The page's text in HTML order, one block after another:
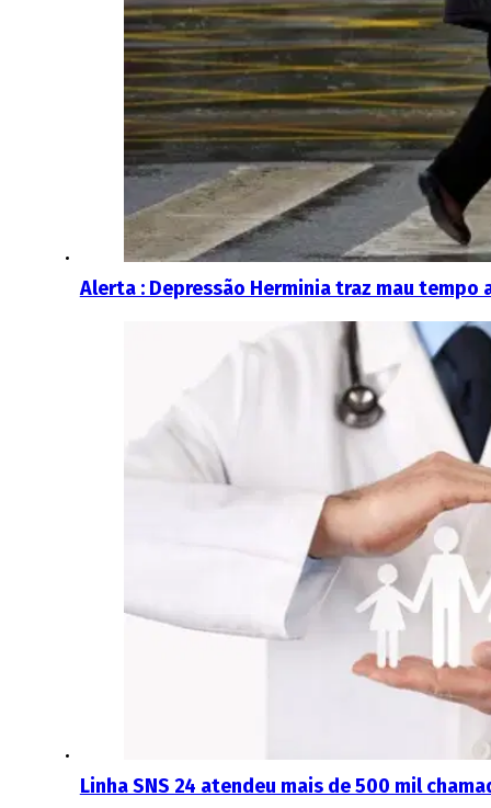
Alerta : Depressão Herminia traz mau tempo
Linha SNS 24 atendeu mais de 500 mil